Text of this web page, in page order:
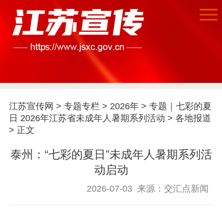
首页
江苏宣传网 > 专题专栏 > 2026年> 专题｜七彩的夏
日 2026年江苏省未成年人暑期系列活动 > 各地报道
> 正文
泰州：“七彩的夏日”未成年人暑期系列活
动启动
2026-07-03 来源：交汇点新闻